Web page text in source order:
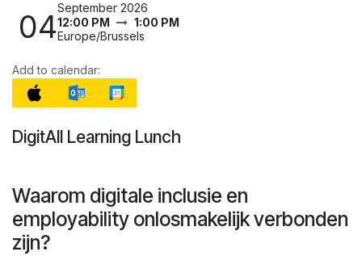
04
September 2026
12:00 PM
1:00 PM
Europe/Brussels
Add to calendar:
DigitAll Learning Lunch
Waarom digitale inclusie en
employability onlosmakelijk verbonden
zijn?